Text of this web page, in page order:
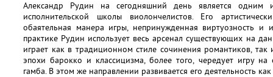
Александр Рудин на сегодняшний день является одним
исполнительской школы виолончелистов. Его
обаятельная манера игры, непринужденная виртуозность и
практике Рудин использует весь арсенал существующих на
играет как в традиционном стиле сочинения романтиков,
эпохи барокко и классицизма, более того, чередует игру
гамба. В этом же направлении развивается его деятельность